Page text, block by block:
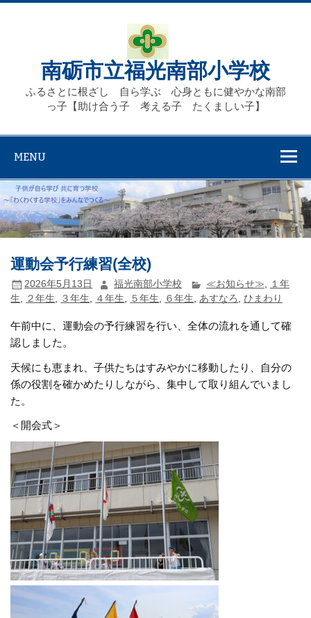
Skip
南砺市立福光南部小学校
ふるさとに根ざし 自ら学ぶ 心身ともに健やかな南部
っ子【助け合う子 考える子 たくましい子】
MENU
運動会予行練習(全校)
2026年5月13日 福光南部小学校 ≪お知らせ≫, １年
生
２年生 ３年生 ４年生 ５年生 ６年生 あすなろ ,ひまわり
午前中に、運動会の予行練習を行い、全体の流れを通して確
認しました。
天候にも恵まれ、子供たちはすみやかに移動したり、自分の
係の役割を確かめたりしながら、集中して取り組んでいまし
た。
＜開会式＞